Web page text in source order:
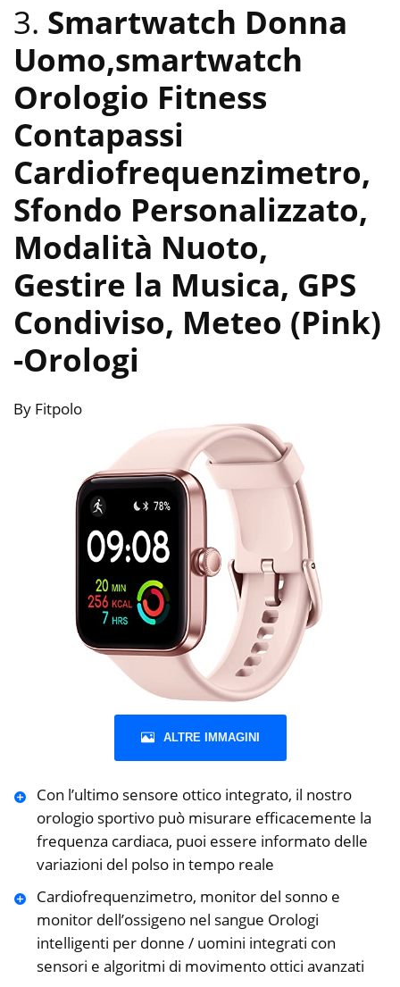
3. Smartwatch Donna
Uomo,smartwatch
Orologio Fitness
Contapassi
Cardiofrequenzimetro,
Sfondo Personalizzato,
Modalità Nuoto,
Gestire la Musica, GPS
Condiviso, Meteo (Pink)
-Orologi
By Fitpolo
ALTRE IMMAGINI
Con l’ultimo sensore ottico integrato, il nostro
orologio sportivo può misurare efficacemente la
frequenza cardiaca, puoi essere informato delle
variazioni del polso in tempo reale
Cardiofrequenzimetro, monitor del sonno e
monitor dell’ossigeno nel sangue Orologi
intelligenti per donne / uomini integrati con
sensori e algoritmi di movimento ottici avanzati